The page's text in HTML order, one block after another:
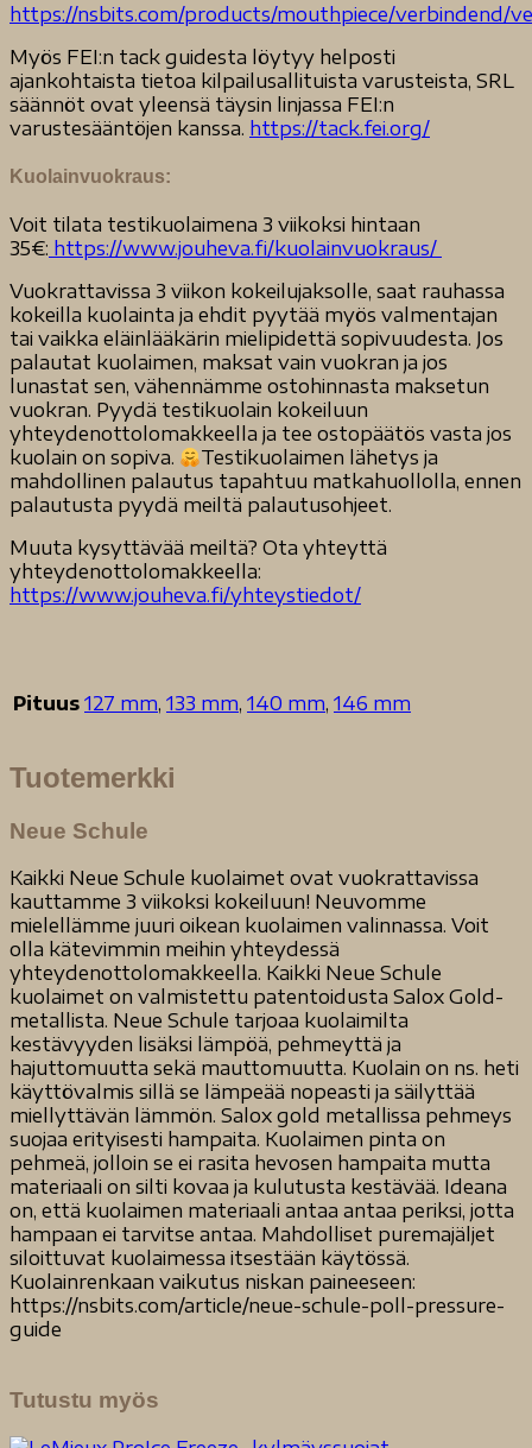
https://nsbits.com/products/mouthpiece/verbindend/
Myös FEI:n tack guidesta löytyy helposti
ajankohtaista tietoa kilpailusallituista varusteista, SRL
säännöt ovat yleensä täysin linjassa FEI:n
varustesääntöjen kanssa. https://tack.fei.org/
Kuolainvuokraus:
Voit tilata testikuolaimena 3 viikoksi hintaan
35€: https://www.jouheva.fi/kuolainvuokraus/
Vuokrattavissa 3 viikon kokeilujaksolle, saat rauhassa
kokeilla kuolainta ja ehdit pyytää myös valmentajan
tai vaikka eläinlääkärin mielipidettä sopivuudesta. Jos
palautat kuolaimen, maksat vain vuokran ja jos
lunastat sen, vähennämme ostohinnasta maksetun
vuokran. Pyydä testikuolain kokeiluun
yhteydenottolomakkeella ja tee ostopäätös vasta jos
kuolain on sopiva.
Testikuolaimen lähetys ja
mahdollinen palautus tapahtuu matkahuollolla, ennen
palautusta pyydä meiltä palautusohjeet.
Muuta kysyttävää meiltä? Ota yhteyttä
yhteydenottolomakkeella:
https://www.jouheva.fi/yhteystiedot/
Pituus 127 mm, 133 mm, 140 mm, 146 mm
Tuotemerkki
Neue Schule
Kaikki Neue Schule kuolaimet ovat vuokrattavissa
kauttamme 3 viikoksi kokeiluun! Neuvomme
mielellämme juuri oikean kuolaimen valinnassa. Voit
olla kätevimmin meihin yhteydessä
yhteydenottolomakkeella. Kaikki Neue Schule
kuolaimet on valmistettu patentoidusta Salox Gold-
metallista. Neue Schule tarjoaa kuolaimilta
kestävyyden lisäksi lämpöä, pehmeyttä ja
hajuttomuutta sekä mauttomuutta. Kuolain on ns. heti
käyttövalmis sillä se lämpeää nopeasti ja säilyttää
miellyttävän lämmön. Salox gold metallissa pehmeys
suojaa erityisesti hampaita. Kuolaimen pinta on
pehmeä, jolloin se ei rasita hevosen hampaita mutta
materiaali on silti kovaa ja kulutusta kestävää. Ideana
on, että kuolaimen materiaali antaa antaa periksi, jotta
hampaan ei tarvitse antaa. Mahdolliset puremajäljet
siloittuvat kuolaimessa itsestään käytössä.
Kuolainrenkaan vaikutus niskan paineeseen:
https://nsbits.com/article/neue-schule-poll-pressure-
guide
Tutustu myös